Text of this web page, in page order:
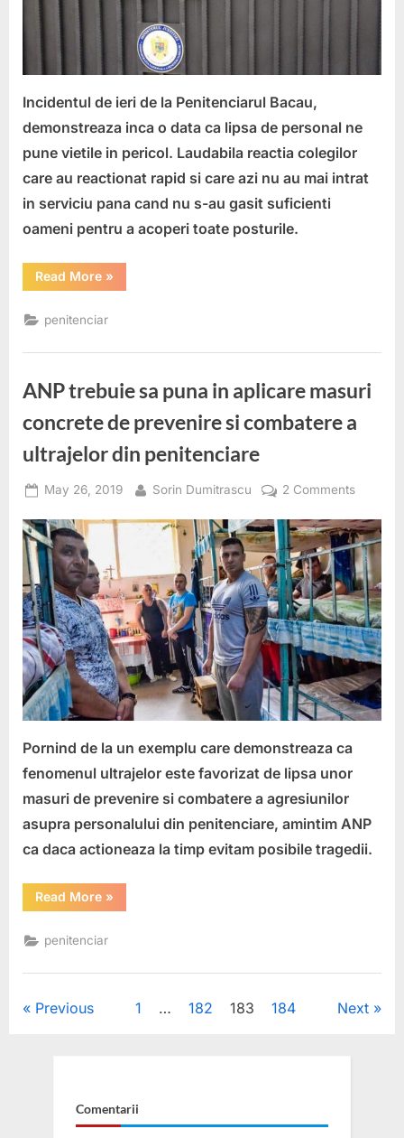
Incidentul de ieri de la Penitenciarul Bacau,
demonstreaza inca o data ca lipsa de personal ne
pune vietile in pericol. Laudabila reactia colegilor
care au reactionat rapid si care azi nu au mai intrat
in serviciu pana cand nu s-au gasit suficienti
oameni pentru a acoperi toate posturile.
Read More“Incidente
la
pe
lipsei
»
penitenciar
ANP trebuie sa puna in aplicare masuri
concrete de prevenire si combatere a
ultrajelor din penitenciare
Posted
May 26, 2019 By
Sorin Dumitrascu 2 Commentson
trebuie
sa
puna
in
aplicare
masuri
de
si
Pornind de la un exemplu care demonstreaza ca
fenomenul ultrajelor este favorizat de lipsa unor
masuri de prevenire si combatere a agresiunilor
asupra personalului din penitenciare, amintim ANP
ca daca actioneaza la timp evitam posibile tragedii.
Read More“ANP
trebuie
in
masuri
prevenire
»
penitenciar
Posts
Previous 1 … 182 183 184 Next
Comentarii